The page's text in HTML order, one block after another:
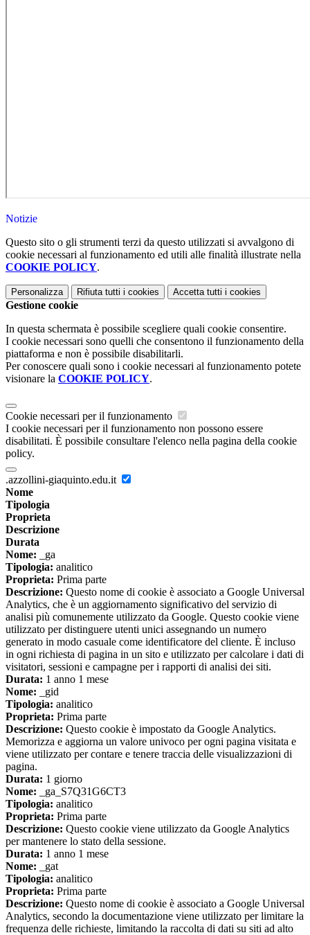
Notizie
Questo sito o gli strumenti terzi da questo utilizzati si avvalgono di
cookie necessari al funzionamento ed utili alle finalità illustrate nella
COOKIE POLICY.
Personalizza Rifiuta tutti i cookies Accetta tutti i cookies
Gestione cookie
In questa schermata è possibile scegliere quali cookie consentire.
I cookie necessari sono quelli che consentono il funzionamento della
piattaforma e non è possibile disabilitarli.
Per conoscere quali sono i cookie necessari al funzionamento potete
visionare la COOKIE POLICY.
Cookie necessari per il funzionamento
I cookie necessari per il funzionamento non possono essere
disabilitati. È possibile consultare l'elenco nella pagina della cookie
policy.
.azzollini-giaquinto.edu.it
Nome
Tipologia
Proprieta
Descrizione
Durata
Nome: _ga
Tipologia: analitico
Proprieta: Prima parte
Descrizione: Questo nome di cookie è associato a Google Universal
Analytics, che è un aggiornamento significativo del servizio di
analisi più comunemente utilizzato da Google. Questo cookie viene
utilizzato per distinguere utenti unici assegnando un numero
generato in modo casuale come identificatore del cliente. È incluso
in ogni richiesta di pagina in un sito e utilizzato per calcolare i dati di
visitatori, sessioni e campagne per i rapporti di analisi dei siti.
Durata: 1 anno 1 mese
Nome: _gid
Tipologia: analitico
Proprieta: Prima parte
Descrizione: Questo cookie è impostato da Google Analytics.
Memorizza e aggiorna un valore univoco per ogni pagina visitata e
viene utilizzato per contare e tenere traccia delle visualizzazioni di
pagina.
Durata: 1 giorno
Nome: _ga_S7Q31G6CT3
Tipologia: analitico
Proprieta: Prima parte
Descrizione: Questo cookie viene utilizzato da Google Analytics
per mantenere lo stato della sessione.
Durata: 1 anno 1 mese
Nome: _gat
Tipologia: analitico
Proprieta: Prima parte
Descrizione: Questo nome di cookie è associato a Google Universal
Analytics, secondo la documentazione viene utilizzato per limitare la
frequenza delle richieste, limitando la raccolta di dati su siti ad alto